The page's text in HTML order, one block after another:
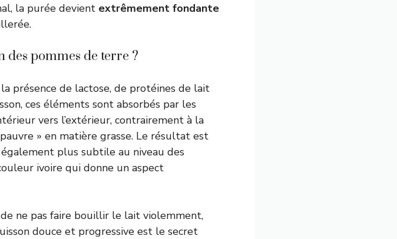
la purée devient extrêmement fondante
pommes de terre ?
présence de lactose, de protéines de lait
ces éléments sont absorbés par les
vers l’extérieur, contrairement à la
» en matière grasse. Le résultat est
plus subtile au niveau des
ivoire qui donne un aspect
ne pas faire bouillir le lait violemment,
douce et progressive est le secret